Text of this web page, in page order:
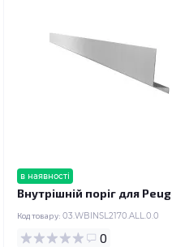
в наявності
Внутрішній поріг для
Код товару: 03.WBINSL2170.ALL.0.0
0